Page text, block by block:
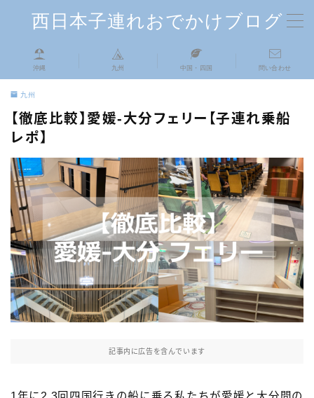
西日本子連れおでかけブログ
MENU
TOP
自己紹介
中国・四国
九州
沖縄
お問い合わせはこちら
沖縄 九州 中国・四国 問い合わせ
九州
【徹底比較】愛媛-大分フェリー【子連れ乗船
レポ】
記事内に広告を含んでいます